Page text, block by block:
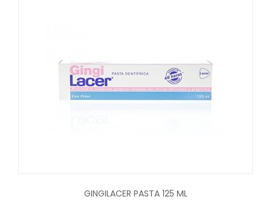
GINGILACER PASTA 125 ML